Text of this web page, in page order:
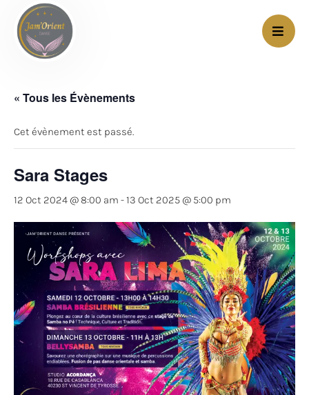
« Tous les Évènements
Cet évènement est passé.
Sara Stages
12 Oct 2024 @ 8:00 am -13 Oct 2025 @ 5:00 pm